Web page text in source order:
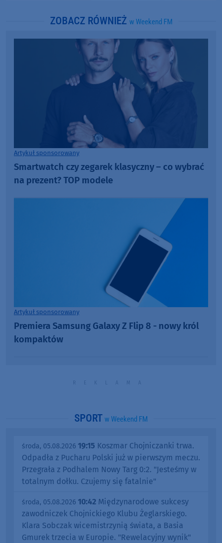
ZOBACZ RÓWNIEŻ w Weekend FM
Artykuł sponsorowany
Smartwatch czy zegarek klasyczny – co wybrać
na prezent? TOP modele
Artykuł sponsorowany
Premiera Samsung Galaxy Z Flip 8 - nowy król
kompaktów
SPORT w Weekend FM
środa, 05.08.2026 19:15 Koszmar Chojniczanki trwa.
Odpadła z Pucharu Polski już w pierwszym meczu.
Przegrała z Podhalem Nowy Targ 0:2. "Jesteśmy w
totalnym dołku. Czujemy się fatalnie"
środa, 05.08.2026 10:42 Międzynarodowe sukcesy
zawodniczek Chojnickiego Klubu Żeglarskiego.
Klara Sobczak wicemistrzynią świata, a Basia
Gmurek trzecia w Europie. "Rewelacyjny wynik"